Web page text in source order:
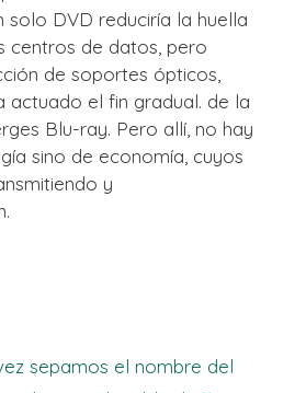
solo DVD reduciría la huella
centros de datos, pero
de soportes ópticos,
actuado el fin gradual. de la
Blu-ray. Pero allí, no hay
sino de economía, cuyos
y
sepamos el nombre del